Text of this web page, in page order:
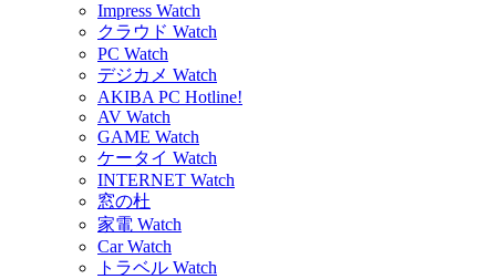
Impress Watch
クラウド Watch
PC Watch
デジカメ Watch
AKIBA PC Hotline!
AV Watch
GAME Watch
ケータイ Watch
INTERNET Watch
窓の杜
家電 Watch
Car Watch
トラベル Watch